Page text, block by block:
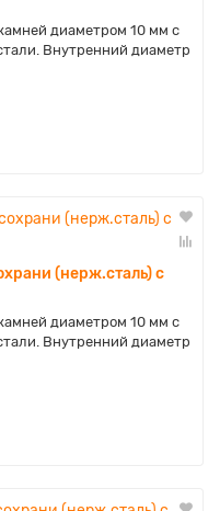
диаметром 10 мм с
Внутренний диаметр
(нерж.сталь) с
диаметром 10 мм с
Внутренний диаметр